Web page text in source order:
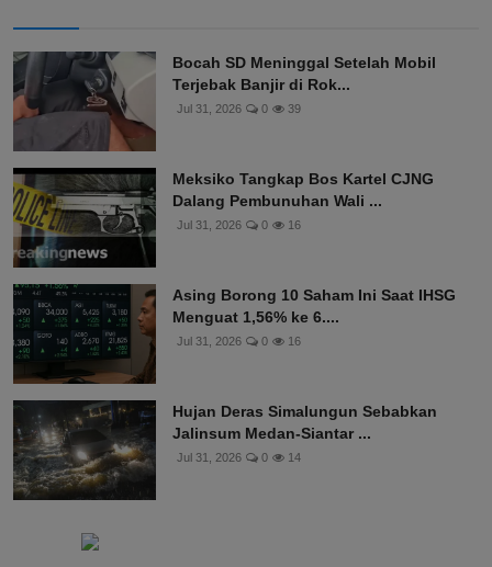
Bocah SD Meninggal Setelah Mobil
Terjebak Banjir di Rok...
Jul 31, 2026 0 39
Meksiko Tangkap Bos Kartel CJNG
Dalang Pembunuhan Wali ...
Jul 31, 2026 0 16
Asing Borong 10 Saham Ini Saat IHSG
Menguat 1,56% ke 6....
Jul 31, 2026 0 16
Hujan Deras Simalungun Sebabkan
Jalinsum Medan-Siantar ...
Jul 31, 2026 0 14